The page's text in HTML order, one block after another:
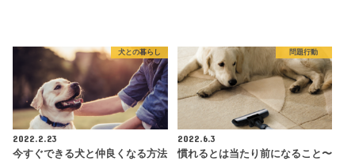
犬との暮らし
2022.2.23
今すぐできる犬と仲良くなる方法
問題行動
2022.6.3
慣れるとは当たり前になること〜